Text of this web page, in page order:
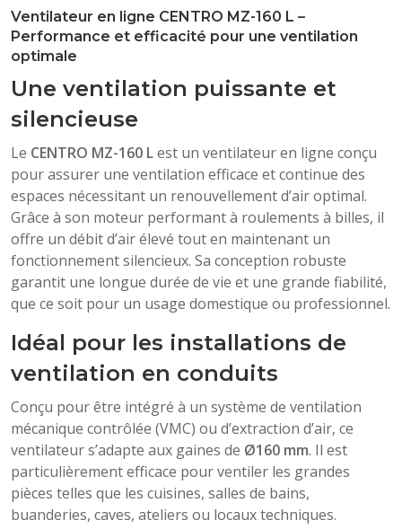
Ventilateur en ligne CENTRO MZ-160 L –
Performance et efficacité pour une ventilation
optimale
Une ventilation puissante et
silencieuse
Le CENTRO MZ-160 Lest un ventilateur en ligne conçu
pour assurer une ventilation efficace et continue des
espaces nécessitant un renouvellement d’air optimal.
Grâce à son moteur performant à roulements à billes, il
offre un débit d’air élevé tout en maintenant un
fonctionnement silencieux. Sa conception robuste
garantit une longue durée de vie et une grande fiabilité,
que ce soit pour un usage domestique ou professionnel.
Idéal pour les installations de
ventilation en conduits
Conçu pour être intégré à un système de ventilation
mécanique contrôlée (VMC) ou d’extraction d’air, ce
ventilateur s’adapte aux gaines de Ø160 mm. Il est
particulièrement efficace pour ventiler les grandes
pièces telles que les cuisines, salles de bains,
buanderies, caves, ateliers ou locaux techniques.